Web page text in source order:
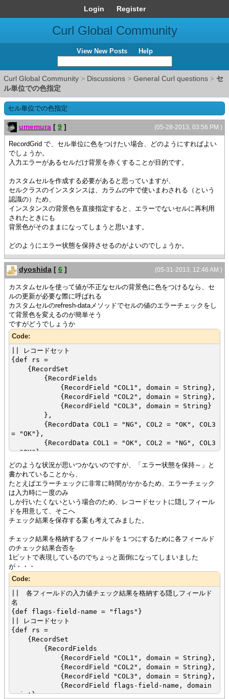
Login Register
Curl Global Community
View New Posts Help
Curl Global Community > Discussions > General Curl questions > セ
ル単位での色指定
セル単位での色指定
(05-28-2013, 03:56 PM )
umemura [ 9 ]
RecordGrid で、セル単位に色をつけたい場合、どのようにすればよい
でしょうか。
入力エラーがあるセルだけ背景を赤くすることが目的です。
カスタムセルを作成する必要があると思っていますが、
セルクラスのインスタンスは、カラムの中で使いまわされる（という
認識の）ため、
インスタンスの背景色を直接指定すると、エラーでないセルに再利用
されたときにも
背景色がそのままになってしまうと思います。
どのようにエラー状態を保持させるのがよいのでしょうか。
(05-31-2013, 12:46 AM )
dyoshida [ 6 ]
カスタムセルを使って値が不正なセルの背景色に色をつけるなら、セ
ルの更新が必要な際に呼ばれる
カスタムセルのrefresh-dataメソッドでセルの値のエラーチェックをし
て背景色を変えるのが簡単そう
ですがどうでしょうか
Code:
|| レコードセット
{def rs =
{RecordSet
{RecordFields
{RecordField "COL1", domain = String},
{RecordField "COL2", domain = String},
{RecordField "COL3", domain = String}
},
{RecordData COL1 = "NG", COL2 = "OK", COL3
= "OK"},
{RecordData COL1 = "OK", COL2 = "NG", COL3
= "OK"},
{RecordData COL1 = "OK", COL2 = "OK", COL3
= "NG"}
}
}
|| 入力値の有効性チェック（OKという文字列でなければ無効）
{define-proc public {is-invalid-val
val:String}:bool
{return
{if val.empty? != true and
{val.to-upper-clone} != "OK"
then
true
else
false
}
}
}
|| カスタムセル
{define-class public MyCustomCell
{inherits StandardStringCell}
{constructor public {default}
{construct-super}
}
どのような状況が思いつかないのですが、「エラー状態を保持～」と
書かれていることから、
たとえばエラーチェックに非常に時間がかかるため、エラーチェック
は入力時に一度のみ
しか行いたくないという場合のため、レコードセットに隠しフィール
ドを用意して、そこへ
チェック結果を保存する案も考えてみました。
チェック結果を格納するフィールドを１つにするために各フィールド
のチェック結果合否を
1ビットで表現しているのでちょっと面倒になってしまいました
が・・・
Code:
|| 各フィールドの入力値チェック結果を格納する隠しフィールド
名
{def flags-field-name = "flags"}
|| レコードセット
{def rs =
{RecordSet
{RecordFields
{RecordField "COL1", domain = String},
{RecordField "COL2", domain = String},
{RecordField "COL3", domain = String},
{RecordField flags-field-name, domain
= int}